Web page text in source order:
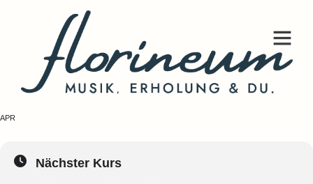
INTENSIV SEMINAR
APR
ZUR ANFRAGE (KONTAKTSEITE)
Nächster Kurs